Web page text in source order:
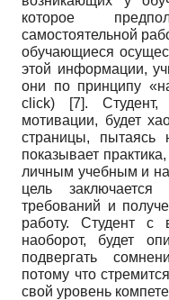
которое
самостоятельной
обучающиеся
этой информации,
они по принципу
click) [7]. Студент,
мотивации, будет
страницы, пытаясь
показывает
личным учебным и
цель
требований и
работу. Студент с
наоборот, будет
подвергать
потому что
свой уровень